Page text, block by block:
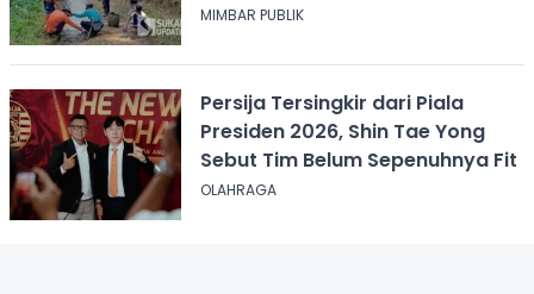
MIMBAR PUBLIK
Persija Tersingkir dari Piala
Presiden 2026, Shin Tae Yong
Sebut Tim Belum Sepenuhnya Fit
OLAHRAGA